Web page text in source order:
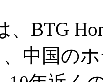
、BTG
中国の